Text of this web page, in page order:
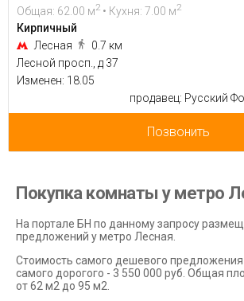
Общая: 62.00 м2 • Кухня: 7.00 м2
Кирпичный
Лесная
0.7 км
Лесной просп., д 37
Изменен: 18.05
продавец: Русский
Позвонить
Покупка комнаты у метро
На портале БН по данному запросу
предложений у метро Лесная.
Стоимость самого дешевого предложения
самого дорогого - 3 550 000 руб. Общая
от 62 м2 до 95 м2.